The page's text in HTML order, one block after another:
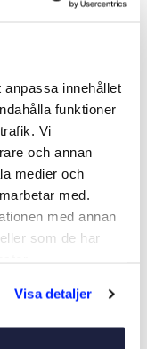
innehållet
funktioner
Vi
och annan
medier och
med.
med annan
som de har
Visa detaljer